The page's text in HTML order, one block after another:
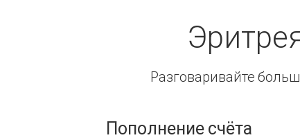
Разговаривайте
Пополнение счёта